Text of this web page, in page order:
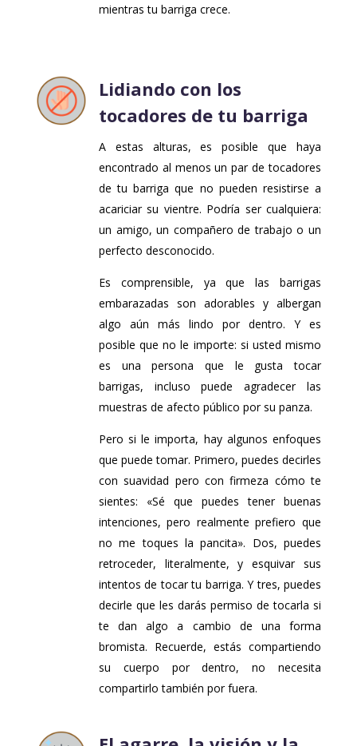
mientras tu barriga crece.
Lidiando con los
tocadores de tu barriga
A estas alturas, es posible que haya
encontrado al menos un par de tocadores
de tu barriga que no pueden resistirse a
acariciar su vientre. Podría ser cualquiera:
un amigo, un compañero de trabajo o un
perfecto desconocido.
Es comprensible, ya que las barrigas
embarazadas son adorables y albergan
algo aún más lindo por dentro. Y es
posible que no le importe: si usted mismo
es una persona que le gusta tocar
barrigas, incluso puede agradecer las
muestras de afecto público por su panza.
Pero si le importa, hay algunos enfoques
que puede tomar. Primero, puedes decirles
con suavidad pero con firmeza cómo te
sientes: «Sé que puedes tener buenas
intenciones, pero realmente prefiero que
no me toques la pancita». Dos, puedes
retroceder, literalmente, y esquivar sus
intentos de tocar tu barriga. Y tres, puedes
decirle que les darás permiso de tocarla si
te dan algo a cambio de una forma
bromista. Recuerde, estás compartiendo
su cuerpo por dentro, no necesita
compartirlo también por fuera.